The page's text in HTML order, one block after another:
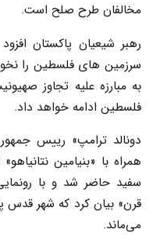
مخالفان طرح صلح است.
رهبر شیعیان پاکستان
سرزمین های فلسطین را
به مبارزه علیه تجاوز
فلسطین ادامه خواهد داد.
دونالد ترامپ» رییس
همراه با «بنیامین
سفید حاضر شد و با
قرن» بیان کرد که شهر قدس
می‌ماند.